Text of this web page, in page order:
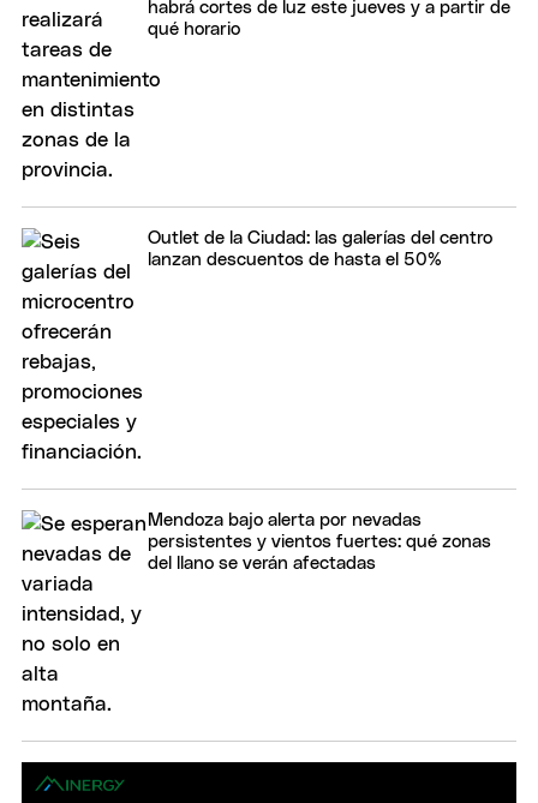
habrá cortes de luz este jueves y a partir de
qué horario
Outlet de la Ciudad: las galerías del centro
lanzan descuentos de hasta el 50%
Mendoza bajo alerta por nevadas
persistentes y vientos fuertes: qué zonas
del llano se verán afectadas